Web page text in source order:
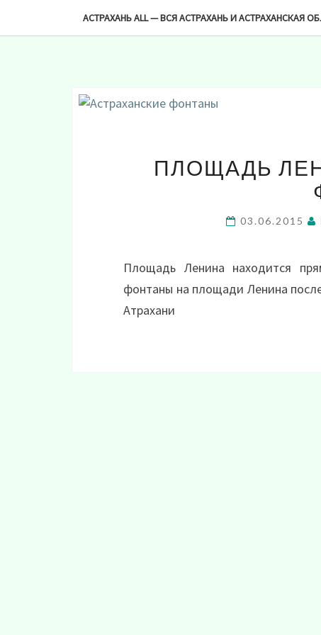
АСТРАХАНЬ ALL — ВСЯ АСТРАХАНЬ И АСТРАХАНСКАЯ
ПЛОЩАДЬ
03.06.2015
Площадь Ленина находится
фонтаны на площади Ленина
Атрахани